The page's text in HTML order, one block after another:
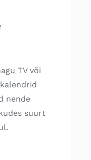
TV või
nende
suurt